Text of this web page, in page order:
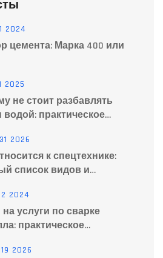
2024
цемента: Марка 400 или
2025
не стоит разбавлять
водой: практическое
2026
к спецтехнике:
список видов и
2024
услуги по сварке
практическое
2026